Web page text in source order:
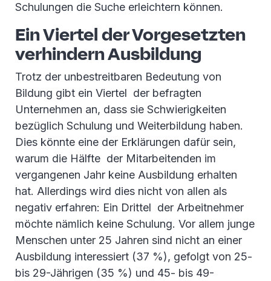
Schulungen die Suche erleichtern können.
Ein Viertel der Vorgesetzten
verhindern Ausbildung
Trotz der unbestreitbaren Bedeutung von
Bildung gibt ein Viertel der befragten
Unternehmen an, dass sie Schwierigkeiten
bezüglich Schulung und Weiterbildung haben.
Dies könnte eine der Erklärungen dafür sein,
warum die Hälfte der Mitarbeitenden im
vergangenen Jahr keine Ausbildung erhalten
hat. Allerdings wird dies nicht von allen als
negativ erfahren: Ein Drittel der Arbeitnehmer
möchte nämlich keine Schulung. Vor allem junge
Menschen unter 25 Jahren sind nicht an einer
Ausbildung interessiert (37 %), gefolgt von 25-
bis 29-Jährigen (35 %) und 45- bis 49-